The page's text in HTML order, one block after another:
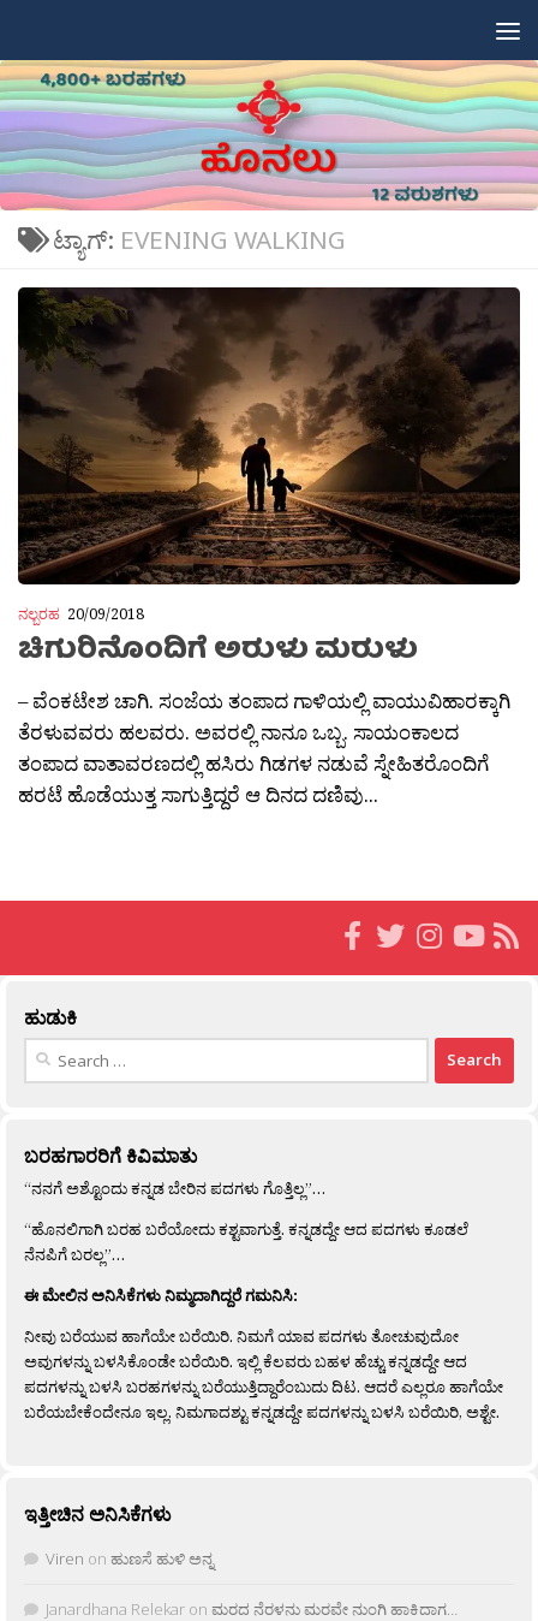
ಟ್ಯಾಗ್: EVENING WALKING
ನಲ್ಬರಹ 20/09/2018
ಚಿಗುರಿನೊಂದಿಗೆ ಅರುಳು ಮರುಳು
– ವೆಂಕಟೇಶ ಚಾಗಿ. ಸಂಜೆಯ ತಂಪಾದ ಗಾಳಿಯಲ್ಲಿ ವಾಯುವಿಹಾರಕ್ಕಾಗಿ
ತೆರಳುವವರು ಹಲವರು. ಅವರಲ್ಲಿ ನಾನೂ ಒಬ್ಬ. ಸಾಯಂಕಾಲದ
ತಂಪಾದ ವಾತಾವರಣದಲ್ಲಿ ಹಸಿರು ಗಿಡಗಳ ನಡುವೆ ಸ್ನೇಹಿತರೊಂದಿಗೆ
ಹರಟೆ ಹೊಡೆಯುತ್ತ ಸಾಗುತ್ತಿದ್ದರೆ ಆ ದಿನದ ದಣಿವು...
ಹುಡುಕಿ
Search
ಬರಹಗಾರರಿಗೆ ಕಿವಿಮಾತು
“ನನಗೆ ಅಶ್ಟೊಂದು ಕನ್ನಡ ಬೇರಿನ ಪದಗಳು ಗೊತ್ತಿಲ್ಲ”…
“ಹೊನಲಿಗಾಗಿ ಬರಹ ಬರೆಯೋದು ಕಶ್ಟವಾಗುತ್ತೆ. ಕನ್ನಡದ್ದೇ ಆದ ಪದಗಳು ಕೂಡಲೆ
ನೆನಪಿಗೆ ಬರಲ್ಲ”…
ಈ ಮೇಲಿನ ಅನಿಸಿಕೆಗಳು ನಿಮ್ಮದಾಗಿದ್ದರೆ ಗಮನಿಸಿ:
ನೀವು ಬರೆಯುವ ಹಾಗೆಯೇ ಬರೆಯಿರಿ. ನಿಮಗೆ ಯಾವ ಪದಗಳು ತೋಚುವುದೋ
ಅವುಗಳನ್ನು ಬಳಸಿಕೊಂಡೇ ಬರೆಯಿರಿ. ಇಲ್ಲಿ ಕೆಲವರು ಬಹಳ ಹೆಚ್ಚು ಕನ್ನಡದ್ದೇ ಆದ
ಪದಗಳನ್ನು ಬಳಸಿ ಬರಹಗಳನ್ನು ಬರೆಯುತ್ತಿದ್ದಾರೆಂಬುದು ದಿಟ. ಆದರೆ ಎಲ್ಲರೂ ಹಾಗೆಯೇ
ಬರೆಯಬೇಕೆಂದೇನೂ ಇಲ್ಲ. ನಿಮಗಾದಶ್ಟು ಕನ್ನಡದ್ದೇ ಪದಗಳನ್ನು ಬಳಸಿ ಬರೆಯಿರಿ, ಅಶ್ಟೇ.
ಇತ್ತೀಚಿನ ಅನಿಸಿಕೆಗಳು
Viren on ಹುಣಸೆ ಹುಳಿ ಅನ್ನ
Janardhana Relekar on ಮರದ ನೆರಳನು ಮರವೇ ನುಂಗಿ ಹಾಕಿದಾಗ…